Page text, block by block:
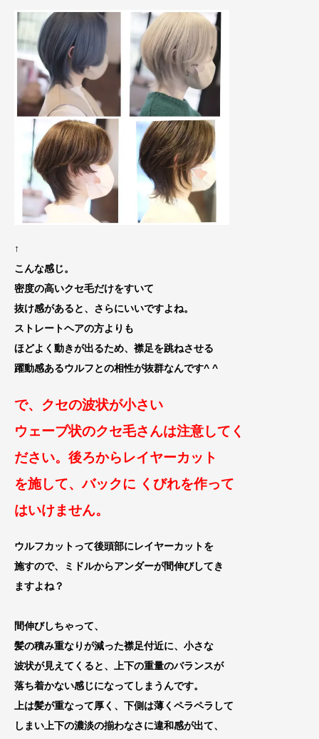
↑
こんな感じ。
密度の高いクセ毛だけをすいて
抜け感があると、さらにいいですよね。
ストレートヘアの方よりも
ほどよく動きが出るため、襟足を跳ねさせる
躍動感あるウルフとの相性が抜群なんです^ ^
で、クセの波状が小さい
ウェーブ状のクセ毛さんは注意してく
ださい。後ろからレイヤーカット
を施して、バックに くびれを作って
はいけません。
ウルフカットって後頭部にレイヤーカットを
施すので、ミドルからアンダーが間伸びしてき
ますよね？
間伸びしちゃって、
髪の積み重なりが減った襟足付近に、小さな
波状が見えてくると、上下の重量のバランスが
落ち着かない感じになってしまうんです。
上は髪が重なって厚く、下側は薄くペラペラして
しまい上下の濃淡の揃わなさに違和感が出て、